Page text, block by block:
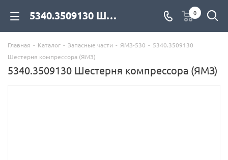
5340.3509130 Шестерня компрессора (ЯМЗ) для дизельных двигателей купить со склада с доставкой по цене официального дилера - компания Дизель Экспорт 0
Главная - Каталог - Запасные части - ЯМЗ-530 - 5340.3509130
Шестерня компрессора (ЯМЗ)
5340.3509130 Шестерня компрессора (ЯМЗ)